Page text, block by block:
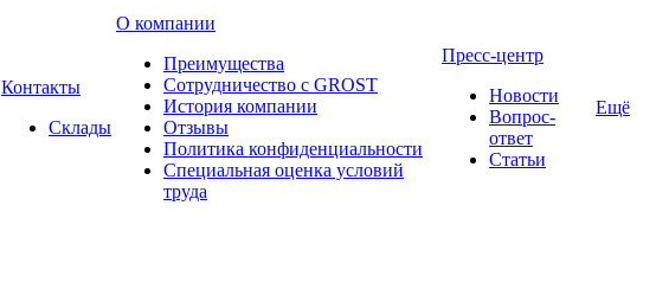
Контакты
Склады
О компании
Преимущества
Сотрудничество с GROST
История компании
Отзывы
Политика конфиденциальности
Специальная оценка условий
труда
Пресс-центр
Новости
Вопрос-
ответ
Статьи
Ещё